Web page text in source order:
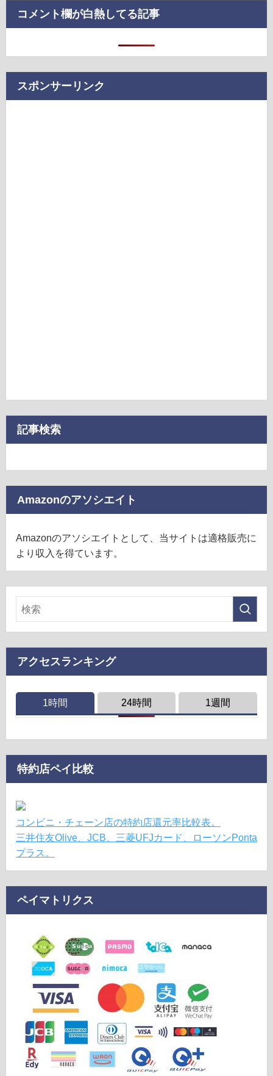
コメント欄が白熱してる記事
スポンサーリンク
記事検索
Amazonのアソシエイト
Amazonのアソシエイトとして、当サイトは適格販売に
より収入を得ています。
アクセスランキング
1時間 24時間 1週間
特約店ペイ比較
コンビニ・チェーン店の特約店還元率比較表。
三井住友Olive、JCB、三菱UFJカード、ローソンPonta
プラス。
ペイマトリクス